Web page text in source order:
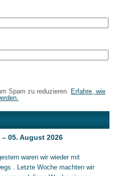
Spam zu reduzieren.
Erfahre, wie
05. August 2026
waren wir wieder mit
. Letzte Woche machten wir